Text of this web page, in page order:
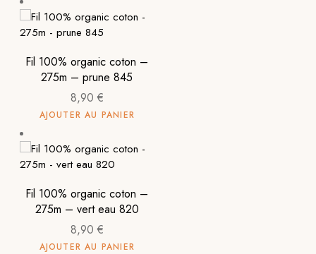
Fil 100% organic coton –
275m – prune 845
8,90 €
AJOUTER AU PANIER
Fil 100% organic coton –
275m – vert eau 820
8,90 €
AJOUTER AU PANIER